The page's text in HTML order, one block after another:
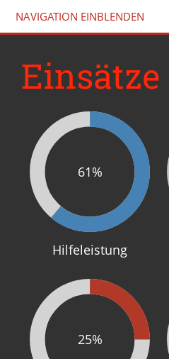
NAVIGATION EINBLENDEN
Einsätze
61%
Hilfeleistung
25%